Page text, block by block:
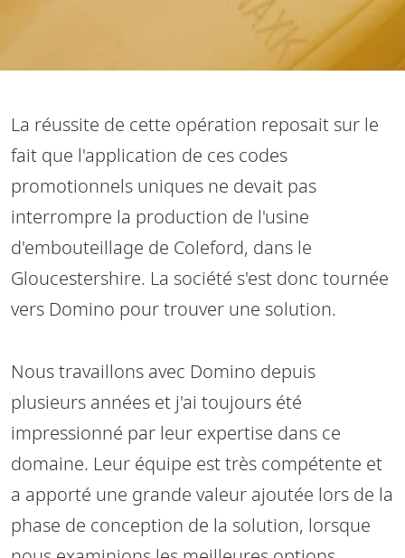
La réussite de cette opération reposait sur le
fait que l'application de ces codes
promotionnels uniques ne devait pas
interrompre la production de l'usine
d'embouteillage de Coleford, dans le
Gloucestershire. La société s'est donc tournée
vers Domino pour trouver une solution.
Nous travaillons avec Domino depuis
plusieurs années et j'ai toujours été
impressionné par leur expertise dans ce
domaine. Leur équipe est très compétente et
a apporté une grande valeur ajoutée lors de la
phase de conception de la solution, lorsque